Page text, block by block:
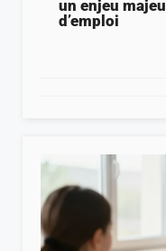
un enjeu
d’emploi